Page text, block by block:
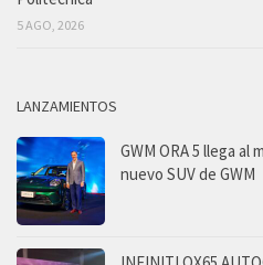
5 AGO, 2026
LANZAMIENTOS
GWM ORA 5 llega al
nuevo SUV de GWM